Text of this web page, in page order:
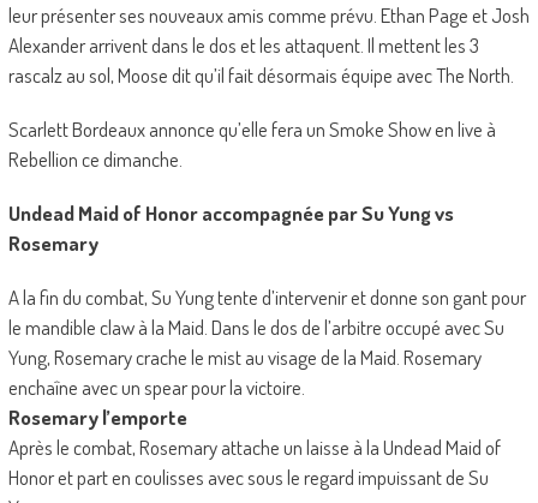
leur présenter ses nouveaux amis comme prévu. Ethan Page et Josh
Alexander arrivent dans le dos et les attaquent. Il mettent les 3
rascalz au sol, Moose dit qu’il fait désormais équipe avec The North.
Scarlett Bordeaux annonce qu’elle fera un Smoke Show en live à
Rebellion ce dimanche.
Undead Maid of Honor accompagnée par Su Yung vs
Rosemary
A la fin du combat, Su Yung tente d’intervenir et donne son gant pour
le mandible claw à la Maid. Dans le dos de l’arbitre occupé avec Su
Yung, Rosemary crache le mist au visage de la Maid. Rosemary
enchaîne avec un spear pour la victoire.
Rosemary l’emporte
Après le combat, Rosemary attache un laisse à la Undead Maid of
Honor et part en coulisses avec sous le regard impuissant de Su